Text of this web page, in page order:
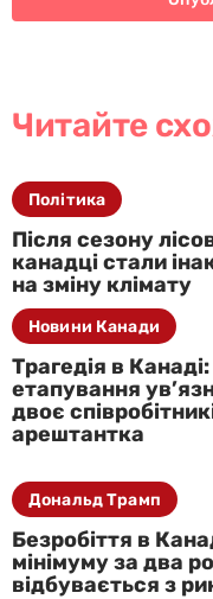
Читайте
Після сезону
канадці стали
на зміну клімату
Політика
Трагедія в
етапування
двоє
арештантка
Новини Канади
Безробіття в
мінімуму за два
відбувається з
Дональд Трамп